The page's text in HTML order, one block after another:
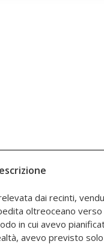
dai recinti,
oltreoceano
in cui avevo
avevo previsto
aggiungete poi
Armata solo
fascino e di una
far uscire vivi sia me